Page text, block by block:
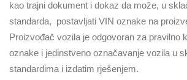
kao trajni dokument i dokaz da može, u
standarda,
postavljati VIN oznake na
Proizvođač vozila je odgovoran za pravilno
oznake i jedinstveno označavanje vozila u
standardima i izdatim rješenjem.